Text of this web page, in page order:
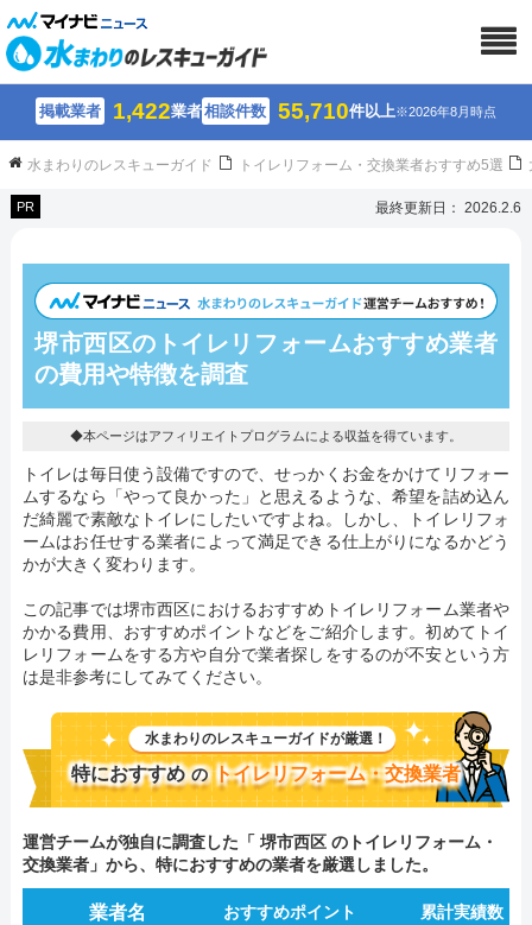
掲載業者 1,422業者相談件数 55,710件以上※2026年8月時点
水まわりのレスキューガイド トイレリフォーム・交換業者おすすめ5選
PR 最終更新日： 2026.2.6
堺市西区のトイレリフォームおすすめ業者
の費用や特徴を調査
◆本ページはアフィリエイトプログラムによる収益を得ています。
トイレは毎日使う設備ですので、せっかくお金をかけてリフォー
ムするなら「やって良かった」と思えるような、希望を詰め込ん
だ綺麗で素敵なトイレにしたいですよね。しかし、トイレリフォ
ームはお任せする業者によって満足できる仕上がりになるかどう
かが大きく変わります。
この記事では堺市西区におけるおすすめトイレリフォーム業者や
かかる費用、おすすめポイントなどをご紹介します。初めてトイ
レリフォームをする方や自分で業者探しをするのが不安という方
は是非参考にしてみてください。
水まわりのレスキューガイドが厳選！
特におすすめ の トイレリフォーム・交換業者
運営チームが独自に調査した「 堺市西区 のトイレリフォーム・
交換業者」から、特におすすめの業者を厳選しました。
業者名 おすすめポイント 累計実績数